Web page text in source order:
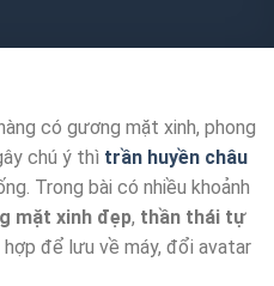
có gương mặt xinh, phong
chú ý thì trần huyền châu
Trong bài có nhiều khoảnh
mặt xinh đẹp, thần thái tự
hợp để lưu về máy, đổi avatar